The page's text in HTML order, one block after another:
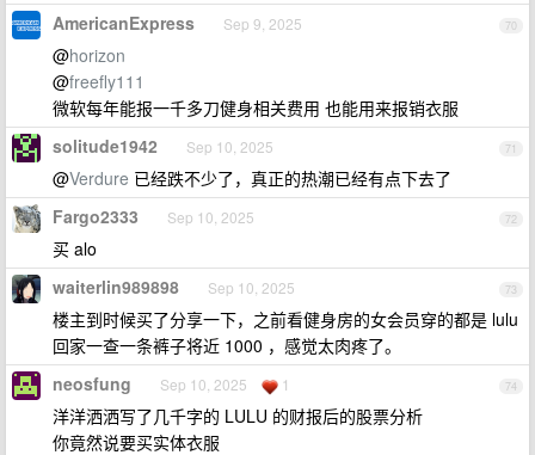
70
AmericanExpress Sep 9, 2025
@horizon
@freefly111
微软每年能报一千多刀健身相关费用 也能用来报销衣服
71
solitude1942 Sep 10, 2025
@Verdure 已经跌不少了，真正的热潮已经有点下去了
72
Fargo2333 Sep 10, 2025
买 alo
73
waiterlin989898 Sep 10, 2025
楼主到时候买了分享一下，之前看健身房的女会员穿的都是 lulu
回家一查一条裤子将近 1000 ，感觉太肉疼了。
74
neosfung Sep 10, 2025 1
洋洋洒洒写了几千字的 LULU 的财报后的股票分析
你竟然说要买实体衣服